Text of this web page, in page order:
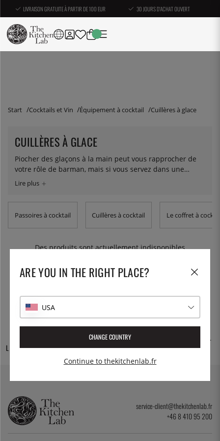
LIVRAISON GRATUITE À PARTIR DE 100 EUR 30 JOURS D'ACHAT OUVERT
Start Cocktails et Vin Équipement à cocktail Cuillères à glace
CUILLÈRES À GLACE
Piocher des glaçons à la main peut vous rapprocher de
votre rôle de barman, mais si vous servez dans une
grande fête, la glace du premier verre aura
probablement fondu au moment où vous terminerez le
dernier. Avec une cuillère à glace, vous pouvez
facilement et efficacement ajouter de la glace à vos
boissons. Chez nous, vous trouverez des cuillères à glace
en plusieurs tailles.
Passoires à cocktail Cuillères à cocktail Le coffret à
Des produits sont actuellement indisponibles
LIVRAISON GRATUITE
DES MILLIERS DE
30 JOURS D'ACHAT
service-client@thekitchenlab.fr
+46 8 410 95 200
ARE YOU IN THE RIGHT PLACE?
USA
CHANGE COUNTRY
Continue to thekitchenlab.fr